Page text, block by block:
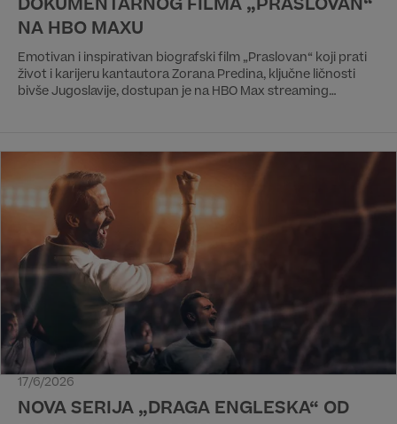
DOKUMENTARNOG FILMA „PRASLOVAN“
NA HBO MAXU
Emotivan i inspirativan biografski film „Praslovan“ koji prati
život i karijeru kantautora Zorana Predina, ključne ličnosti
bivše Jugoslavije, dostupan je na HBO Max streaming
17/6/2026
NOVA SERIJA „DRAGA ENGLESKA“ OD